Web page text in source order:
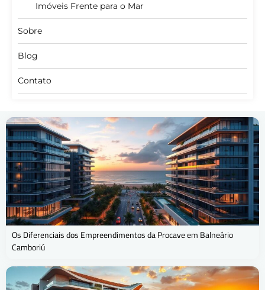
Imóveis Frente para o Mar
Sobre
Blog
Contato
Os Diferenciais dos Empreendimentos da Procave em Balneário
Camboriú